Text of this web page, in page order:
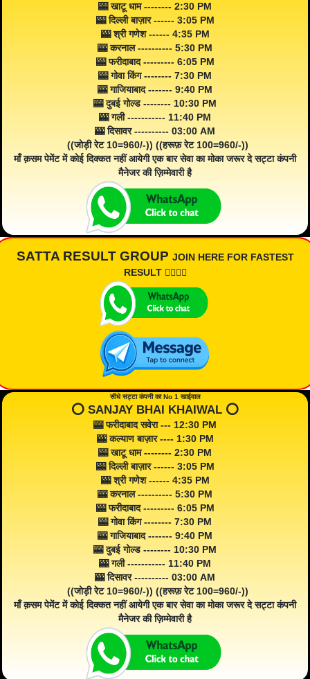
🎰 खाटू धाम -------- 2:30 PM
🎰 दिल्ली बाज़ार ------ 3:05 PM
🎰 श्री गणेश ------ 4:35 PM
🎰 करनाल ---------- 5:30 PM
🎰 फरीदाबाद --------- 6:05 PM
🎰 गोवा किंग -------- 7:30 PM
🎰 गाजियाबाद ------- 9:40 PM
🎰 दुबई गोल्ड -------- 10:30 PM
🎰 गली ----------- 11:40 PM
🎰 दिसावर ---------- 03:00 AM
((जोड़ी रेट 10=960/-)) ((हरूफ़ रेट 100=960/-))
माँ क़सम पेमेंट में कोई दिक्कत नहीं आयेगी एक बार सेवा का मोका जरूर दे सट्टा कंपनी
मैनेजर की ज़िम्मेवारी है
SATTA RESULT GROUP JOIN HERE FOR FASTEST
RESULT 👇🏾👇🏾
सीधे सट्टा कंपनी का No 1 खाईवाल
⭕️ SANJAY BHAI KHAIWAL ⭕️
🎰 फरीदाबाद सवेरा --- 12:30 PM
🎰 कल्याण बाज़ार ---- 1:30 PM
🎰 खाटू धाम -------- 2:30 PM
🎰 दिल्ली बाज़ार ------ 3:05 PM
🎰 श्री गणेश ------ 4:35 PM
🎰 करनाल ---------- 5:30 PM
🎰 फरीदाबाद --------- 6:05 PM
🎰 गोवा किंग -------- 7:30 PM
🎰 गाजियाबाद ------- 9:40 PM
🎰 दुबई गोल्ड -------- 10:30 PM
🎰 गली ----------- 11:40 PM
🎰 दिसावर ---------- 03:00 AM
((जोड़ी रेट 10=960/-)) ((हरूफ़ रेट 100=960/-))
माँ क़सम पेमेंट में कोई दिक्कत नहीं आयेगी एक बार सेवा का मोका जरूर दे सट्टा कंपनी
मैनेजर की ज़िम्मेवारी है